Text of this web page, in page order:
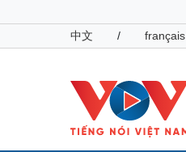
中文
/ français